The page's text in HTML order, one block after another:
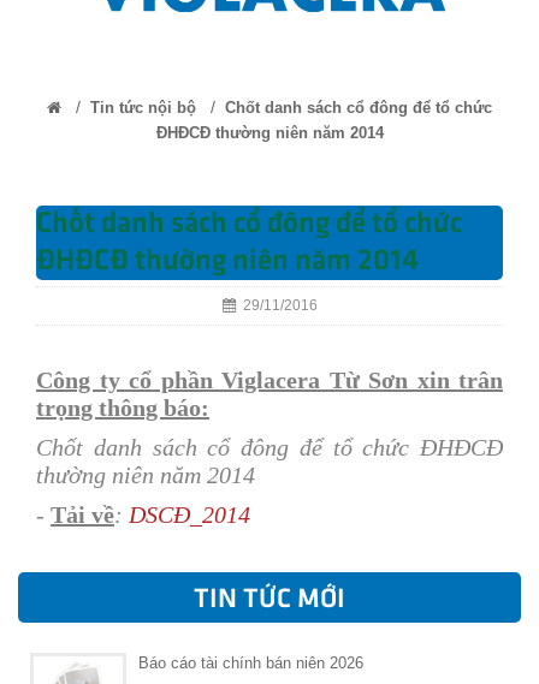
/ Tin tức nội bộ / Chốt danh sách cổ đông để tổ chức
ĐHĐCĐ thường niên năm 2014
Chốt danh sách cổ đông để tổ chức
ĐHĐCĐ thường niên năm 2014
29/11/2016
Công ty cổ phần Viglacera Từ Sơn xin trân
trọng thông báo:
Chốt danh sách cổ đông để tổ chức ĐHĐCĐ
thường niên năm 2014
- Tải về: DSCĐ_2014
TIN TỨC MỚI
Báo cáo tài chính bán niên 2026